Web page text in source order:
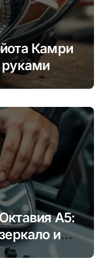
Камри
А5:
и
своими